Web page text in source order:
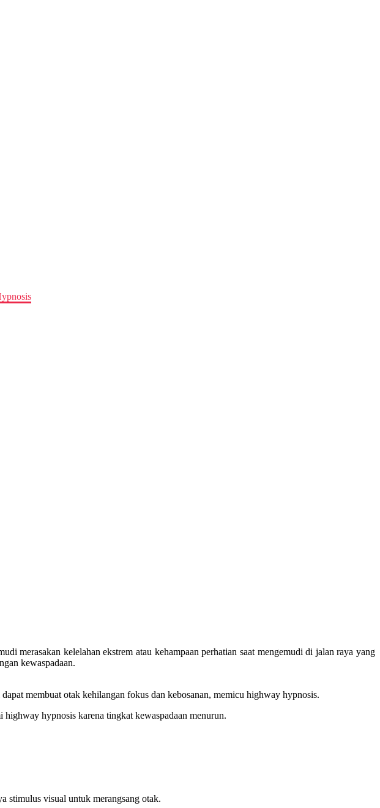
merasakan kelelahan ekstrem atau kehampaan perhatian saat mengemudi di jalan raya yang
kewaspadaan.
membuat otak kehilangan fokus dan kebosanan, memicu highway hypnosis.
hypnosis karena tingkat kewaspadaan menurun.
stimulus visual untuk merangsang otak.